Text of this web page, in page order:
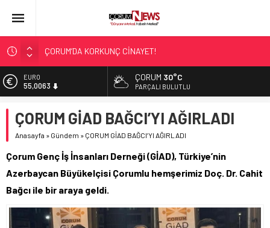
ÇORUM’DA KORKUNÇ CİNAYET!
ASLAN, CUMHURBAŞKANI BAŞDANIŞMANI OLDU
SIR PERDESİ ÇÖZÜLDÜ!
ÇATIDAN DÜŞTÜ!
EURO
55,0063
6.543,59
BİST
47,7010
ÇORUM 30°C
PARÇALI BULUTLU
ÇORUM GİAD BAĞCI’YI AĞIRLADI
Anasayfa » Gündem » ÇORUM GİAD BAĞCI’YI AĞIRLADI
Çorum Genç İş İnsanları Derneği (GİAD), Türkiye’nin
Azerbaycan Büyükelçisi Çorumlu hemşerimiz Doç. Dr. Cahit
Bağcı ile bir araya geldi.